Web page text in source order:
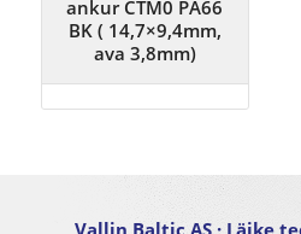
ankur CTM0 PA66
BK ( 14,7×9,4mm,
ava 3,8mm)